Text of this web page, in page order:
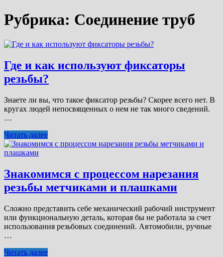
Рубрика: Соединение труб
Где и как используют фиксаторы
резьбы?
Знаете ли вы, что такое фиксатор резьбы? Скорее всего нет. В
кругах людей непосвященных о нем не так много сведений.
…
Читать далее
Знакомимся с процессом нарезания
резьбы метчиками и плашками
Сложно представить себе механический рабочий инструмент
или функциональную деталь, которая бы не работала за счет
использования резьбовых соединений. Автомобили, ручные
…
Читать далее